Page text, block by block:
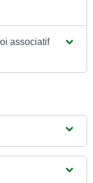
associatif